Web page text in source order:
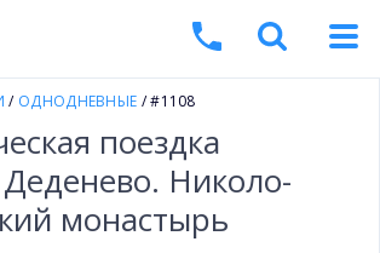
/ ОДНОДНЕВНЫЕ / #1108
поездка
Николо-
монастырь